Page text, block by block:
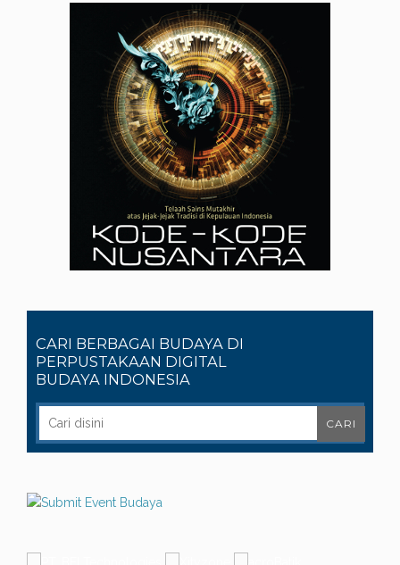
CARI BERBAGAI BUDAYA DI
PERPUSTAKAAN DIGITAL
BUDAYA INDONESIA